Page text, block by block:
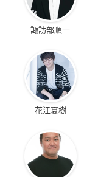
諏訪部順一
花江夏樹